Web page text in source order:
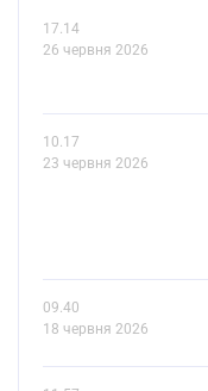
17.14
26 червня 2026
10.17
23 червня 2026
09.40
18 червня 2026